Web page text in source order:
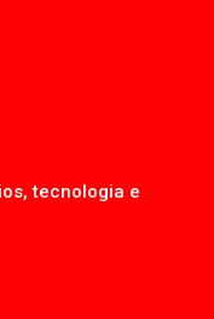
tecnologia e